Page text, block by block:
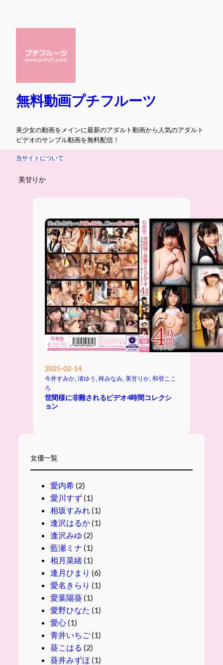
無料動画プチフルーツ
美少女の動画をメインに最新のアダルト動画から人気のアダルト
ビデオのサンプル動画を無料配信！
当サイトについて
美甘りか
2025-02-14
今井すみか, 渚ゆう , 柊みなみ, 美甘りか, 和登ここ
ろ
世間様に非難されるビデオ4時間コレクシ
ョン
女優一覧
愛内希(2)
愛川すず(1)
相坂すみれ (1)
逢沢はるか(1)
逢沢みゆ (2)
藍瀬ミナ (1)
相月菜緒(1)
逢月ひまり (6)
愛名きらり (1)
愛葉陽葵(1)
愛野ひなた (1)
愛心(1)
青井いちご(1)
葵こはる (2)
葵井みずほ (1)